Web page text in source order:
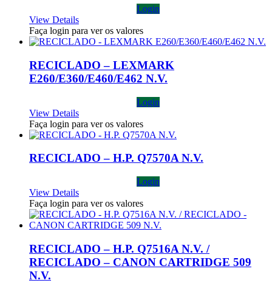
Login
View Details
Faça login para ver os valores
RECICLADO – LEXMARK
E260/E360/E460/E462 N.V.
Login
View Details
Faça login para ver os valores
RECICLADO – H.P. Q7570A N.V.
Login
View Details
Faça login para ver os valores
RECICLADO – H.P. Q7516A N.V. /
RECICLADO – CANON CARTRIDGE 509
N.V.